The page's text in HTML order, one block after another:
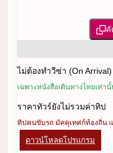
คั
ไม่ต้องทำวีซ่า (On Arrival)
เฉพาะหนังสือเดินทางไทยเท่า
ราคาทัวร์ยังไม่รวมค่าทิป
ทิปคนขับรถ มัคคุเทศก์ท้องถิ่น
ดาวน์โหลดโปรแกรม